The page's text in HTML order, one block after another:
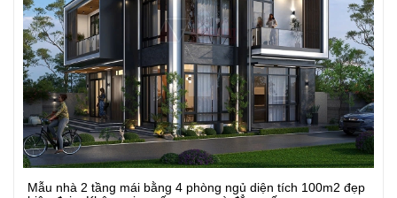
Xem Chi Tiết
Mẫu nhà 2 tầng mái bằng 4 phòng ngủ diện tích 100m2 đẹp